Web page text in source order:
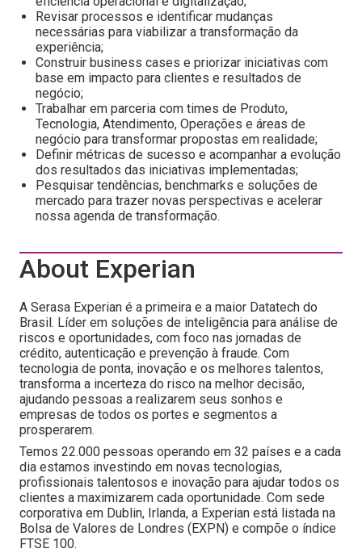
Revisar processos e identificar mudanças
necessárias para viabilizar a transformação da
experiência;
Construir business cases e priorizar iniciativas com
base em impacto para clientes e resultados de
negócio;
Trabalhar em parceria com times de Produto,
Tecnologia, Atendimento, Operações e áreas de
negócio para transformar propostas em realidade;
Definir métricas de sucesso e acompanhar a evolução
dos resultados das iniciativas implementadas;
Pesquisar tendências, benchmarks e soluções de
mercado para trazer novas perspectivas e acelerar
nossa agenda de transformação.
About Experian
A Serasa Experian é a primeira e a maior Datatech do
Brasil. Líder em soluções de inteligência para análise de
riscos e oportunidades, com foco nas jornadas de
crédito, autenticação e prevenção à fraude. Com
tecnologia de ponta, inovação e os melhores talentos,
transforma a incerteza do risco na melhor decisão,
ajudando pessoas a realizarem seus sonhos e
empresas de todos os portes e segmentos a
prosperarem.
Temos 22.000 pessoas operando em 32 países e a cada
dia estamos investindo em novas tecnologias,
profissionais talentosos e inovação para ajudar todos os
clientes a maximizarem cada oportunidade. Com sede
corporativa em Dublin, Irlanda, a Experian está listada na
Bolsa de Valores de Londres (EXPN) e compõe o índice
FTSE 100.